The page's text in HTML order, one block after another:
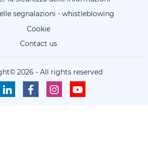
segnalazioni - whistleblowing
Cookie
Contact us
2026 - All rights reserved